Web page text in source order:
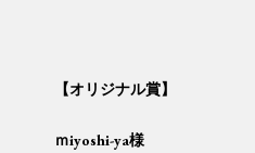
【オリジナル賞】
ｍiyoshi-ya様